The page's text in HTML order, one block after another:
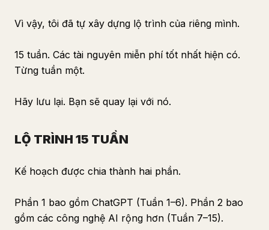
Vì vậy, tôi đã tự xây dựng lộ trình của riêng mình.
15 tuần. Các tài nguyên miễn phí tốt nhất hiện có.
Từng tuần một.
Hãy lưu lại. Bạn sẽ quay lại với nó.
LỘ TRÌNH 15 TUẦN
Kế hoạch được chia thành hai phần.
Phần 1 bao gồm ChatGPT (Tuần 1–6). Phần 2 bao
gồm các công nghệ AI rộng hơn (Tuần 7–15).